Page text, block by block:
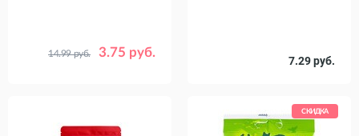
3.75 руб.
14.99 руб.
Срок
04.10.26 7.29 руб.
30
СКИДКА